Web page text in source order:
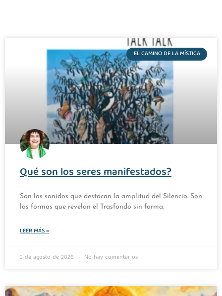
EL CAMINO DE LA MÍSTICA
Qué son los seres manifestados?
Son los sonidos que destacan la amplitud del Silencio. Son
las formas que revelan el Trasfondo sin forma.
LEER MÁS »
2 de agosto de 2026 No hay comentarios